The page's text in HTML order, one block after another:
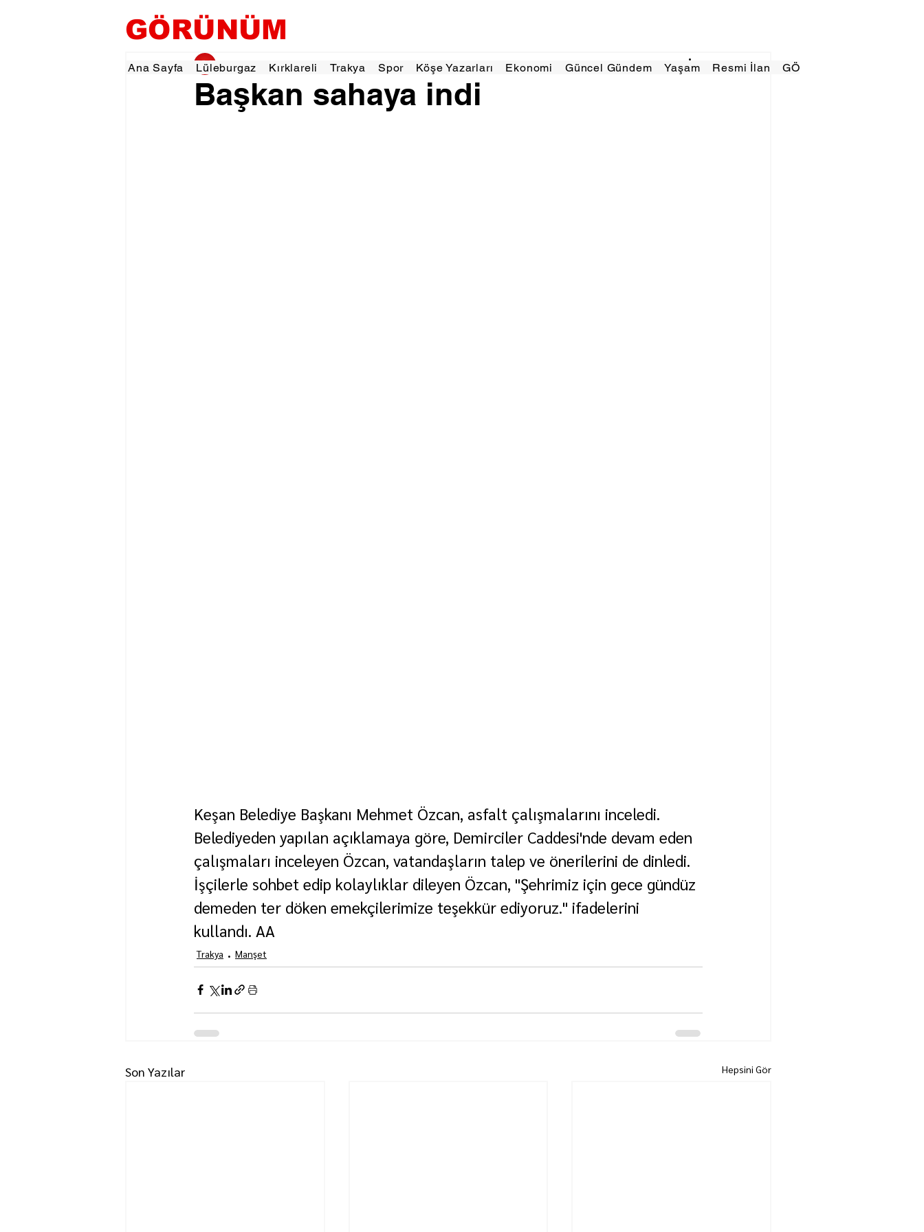
GÖRÜNÜM
Ana Sayfa Lüleburgaz Kırklareli Trakya Spor Köşe Yazarları Ekonomi Güncel Gündem Yaşam Resmi İlan GÖRÜNÜMTV
Başkan sahaya indi
gorunumhaber 13 Ağu 2025 1 dakikada okunur
Keşan Belediye Başkanı Mehmet Özcan, asfalt çalışmalarını inceledi.
Belediyeden yapılan açıklamaya göre, Demirciler Caddesi'nde devam eden
çalışmaları inceleyen Özcan, vatandaşların talep ve önerilerini de dinledi.
İşçilerle sohbet edip kolaylıklar dileyen Özcan, "Şehrimiz için gece gündüz
demeden ter döken emekçilerimize teşekkür ediyoruz." ifadelerini
kullandı. AA
Trakya Manşet
Son Yazılar Hepsini Gör